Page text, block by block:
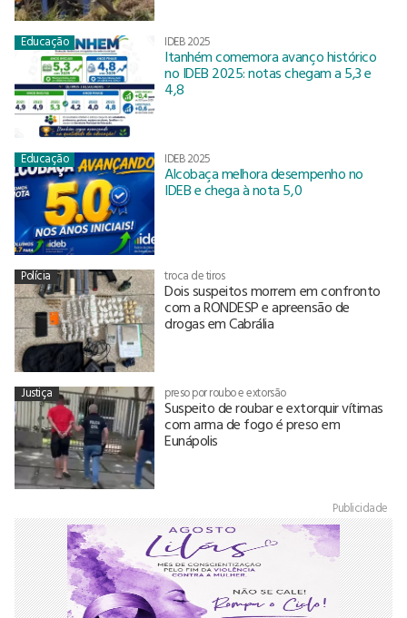
Educação IDEB 2025
Itanhém comemora avanço histórico
no IDEB 2025: notas chegam a 5,3 e
4,8
Educação IDEB 2025
Alcobaça melhora desempenho no
IDEB e chega à nota 5,0
Polícia troca de tiros
Dois suspeitos morrem em confronto
com a RONDESP e apreensão de
drogas em Cabrália
Justiça preso por roubo e extorsão
Suspeito de roubar e extorquir vítimas
com arma de fogo é preso em
Eunápolis
Publicidade